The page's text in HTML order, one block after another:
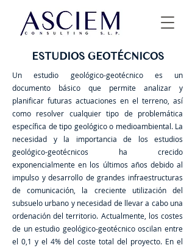
Un estudio geológico-geotécnico es un
documento básico que permite analizar y
planificar futuras actuaciones en el terreno, así
como resolver cualquier tipo de problemática
específica de tipo geológico o medioambiental. La
necesidad y la importancia de los estudios
geológico-geotécnicos ha crecido
exponencialmente en los últimos años debido al
impulso y desarrollo de grandes infraestructuras
de comunicación, la creciente utilización del
subsuelo urbano y necesidad de llevar a cabo una
ordenación del territorio. Actualmente, los costes
de un estudio geológico-geotécnico oscilan entre
el 0,1 y el 4% del coste total del proyecto. En el
ESTUDIOS GEOTÉCNICOS